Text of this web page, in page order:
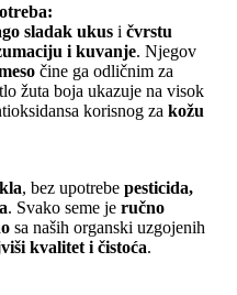
sladak ukus i čvrstu
i kuvanje. Njegov
čine ga odličnim za
žuta boja ukazuje na visok
korisnog za kožu
, bez upotrebe pesticida,
. Svako seme je ručno
sa naših organski uzgojenih
kvalitet i čistoća.